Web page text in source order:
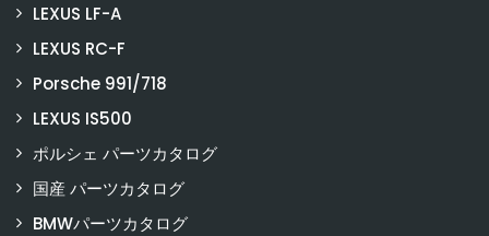
LEXUS LF-A
LEXUS RC-F
Porsche 991/718
LEXUS IS500
ポルシェ パーツカタログ
国産 パーツカタログ
BMWパーツカタログ